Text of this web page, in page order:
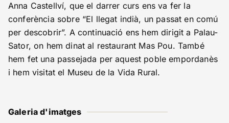
Anna Castellví, que el darrer curs ens va fer la
conferència sobre “El llegat indià, un passat en comú
per descobrir”. A continuació ens hem dirigit a Palau-
Sator, on hem dinat al restaurant Mas Pou. També
hem fet una passejada per aquest poble empordanès
i hem visitat el Museu de la Vida Rural.
Galeria d'imatges